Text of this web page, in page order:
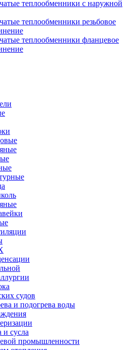
теплообменники с наружной
теплообменники резьбовое
теплообменники фланцевое
судов
и подогрева воды
и сусла
промышленности